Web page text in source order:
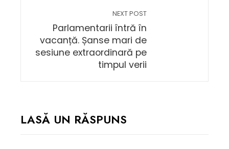
NEXT POST
Parlamentarii întră în
vacanță. Șanse mari de
sesiune extraordinară pe
timpul verii
LASĂ UN RĂSPUNS